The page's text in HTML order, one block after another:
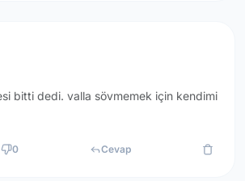
bitti dedi. valla sövmemek için kendimi
0 Cevap